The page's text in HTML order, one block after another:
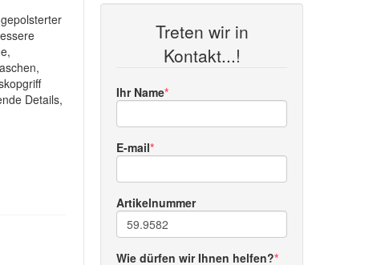
Details,
Treten wir in
Kontakt...!
Ihr Name
E-mail
Artikelnummer
Wie dürfen wir Ihnen helfen?